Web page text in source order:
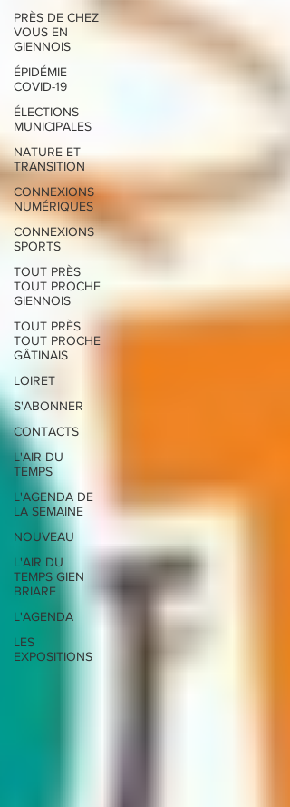
PRÈS DE CHEZ
VOUS EN
GIENNOIS
ÉPIDÉMIE
COVID-19
ÉLECTIONS
MUNICIPALES
NATURE ET
TRANSITION
CONNEXIONS
NUMÉRIQUES
CONNEXIONS
SPORTS
TOUT PRÈS
TOUT PROCHE
GIENNOIS
TOUT PRÈS
TOUT PROCHE
GÂTINAIS
LOIRET
S'ABONNER
CONTACTS
L'AIR DU
TEMPS
L'AGENDA DE
LA SEMAINE
NOUVEAU
L'AIR DU
TEMPS GIEN
BRIARE
L'AGENDA
LES
EXPOSITIONS